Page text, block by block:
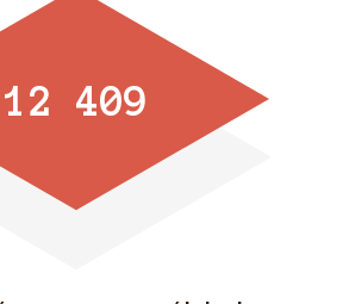
12 409